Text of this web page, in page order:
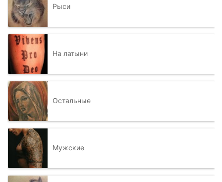
Рыси
На латыни
Остальные
Мужские